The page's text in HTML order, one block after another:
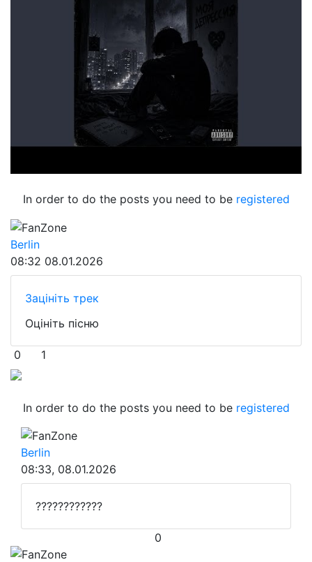
In order to do the posts you need to be registered
FanZone
Berlin
08:32 08.01.2026
Зацініть трек
Оцініть пісню
0 1
In order to do the posts you need to be registered
FanZone
Berlin
08:33, 08.01.2026
????????????
0
FanZone